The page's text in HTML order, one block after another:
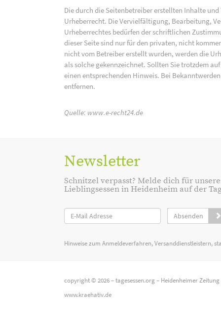
Die durch die Seitenbetreiber erstellten Inhalte
Urheberrecht. Die Vervielfältigung, Bearbeitung,
Urheberrechtes bedürfen der schriftlichen
dieser Seite sind nur für den privaten, nicht
nicht vom Betreiber erstellt wurden, werden die
als solche gekennzeichnet. Sollten Sie trotzdem
einen entsprechenden Hinweis. Bei
entfernen.
Quelle: www.e-recht24.de
Newsletter
Schnitzel verpasst? Melde dich für
Lieblingsessen in Heidenheim auf der
Absenden
Hinweise zum Anmeldeverfahren, Versanddienstleistern,
copyright © 2026 –tagesessen.org– Heidenheimer Zeitung
www.kraehativ.de